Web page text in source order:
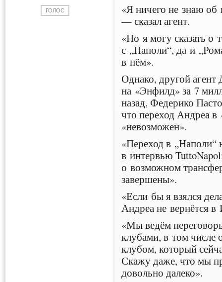
«Я ничего не знаю об
— сказал агент.
«Но я могу сказать о
с „Наполи“, да и
в нём».
Однако, другой
на «Энфилд» за 7
назад, Федерико
что переход Андреа
«невозможен».
«Переход в „Наполи“
в интервью
о возможном
завершены».
«Если бы я взялся
Андреа не вернётся
«Мы ведём
клубами, в том числе
клубом, который
Скажу даже, что мы
довольно далеко».